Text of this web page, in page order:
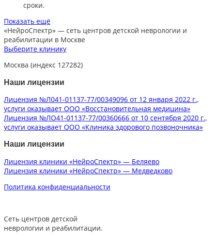
сроки.​
Показать ещё
«НейроСпектр» — сеть центров детской неврологии и
реабилитации в Москве
Выберите клинику
Москва (индекс 127282)
Наши лицензии
Лицензия №Л041-01137-77/00349096 от 12 января 2022 г.,
услуги оказывает ООО «Восстановительная медицина»
Лицензия №ЛО41-01137-77/00360666 от 10 сентября 2020 г.,
услуги оказывает ООО «Клиника здорового позвоночника»
Наши лицензии
Лицензия клиники «НейроСпектр» — Беляево
Лицензия клиники «НейроСпектр» — Медведково
Политика конфиденциальности
Сеть центров детской
неврологии и реабилитации.